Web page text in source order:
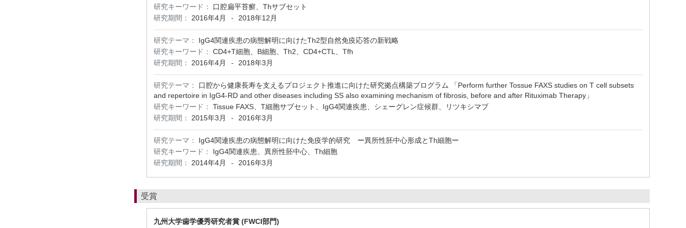
研究キーワード：
口腔扁平苔癬、Thサブセット
研究期間：
2016年4月 - 2018年12月
研究テーマ：
IgG4関連疾患の病態解明に向けたTh2型自然免疫応答の新戦略
研究キーワード：
CD4+T細胞、B細胞、Th2、CD4+CTL、Tfh
研究期間：
2016年4月 - 2018年3月
研究テーマ：
口腔から健康長寿を支えるプロジェクト推進に向けた研究拠点構築プログラム 「Perform further Tossue FAXS studies on T cell subsets
and repertoire in IgG4-RD and other diseases including SS also examining mechanism of fibrosis, before and after Rituximab Therapy」
研究キーワード：
Tissue FAXS、T細胞サブセット、IgG4関連疾患、シェーグレン症候群、リツキシマブ
研究期間：
2015年3月 - 2016年3月
研究テーマ：
IgG4関連疾患の病態解明に向けた免疫学的研究 ー異所性胚中心形成とTh細胞ー
研究キーワード：
IgG4関連疾患、異所性胚中心、Th細胞
研究期間：
2014年4月 - 2016年3月
受賞
九州大学歯学優秀研究者賞 (FWCI部門)